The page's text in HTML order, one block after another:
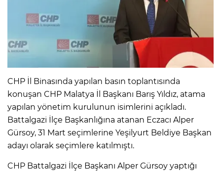
CHP İl Binasında yapılan basın toplantısında
konuşan CHP Malatya İl Başkanı Barış Yıldız, atama
yapılan yönetim kurulunun isimlerini açıkladı.
Battalgazi İlçe Başkanlığına atanan Eczacı Alper
Gürsoy, 31 Mart seçimlerine Yeşilyurt Beldiye Başkan
adayı olarak seçimlere katılmıştı.
CHP Battalgazi İlçe Başkanı Alper Gürsoy yaptığı